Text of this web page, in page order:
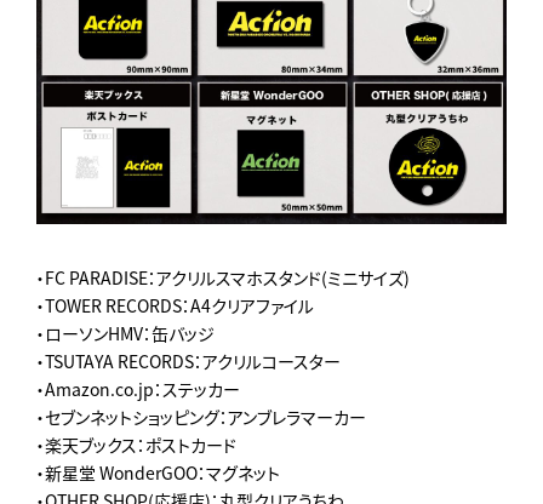
・FC PARADISE：アクリルスマホスタンド(ミニサイズ)
・TOWER RECORDS：A4クリアファイル
・ローソンHMV：缶バッジ
・TSUTAYA RECORDS：アクリルコースター
・Amazon.co.jp：ステッカー
・セブンネットショッピング：アンブレラマーカー
・楽天ブックス：ポストカード
・新星堂 WonderGOO：マグネット